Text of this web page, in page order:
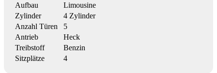
Aufbau
Limousine
Zylinder
4 Zylinder
Anzahl Türen
5
Antrieb
Heck
Treibstoff
Benzin
Sitzplätze
4